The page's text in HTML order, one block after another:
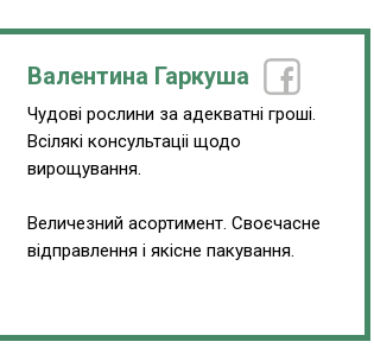
Валентина Гаркуша
Чудові рослини за адекватні гроші.
Всілякі консультаціі щодо
вирощування.
Величезний асортимент. Своєчасне
відправлення і якісне пакування.